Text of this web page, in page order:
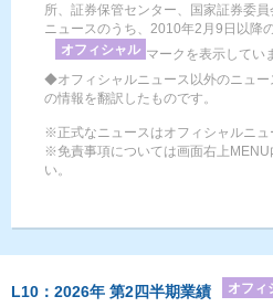
所、証券保管センター、国家証券委
ニュースのうち、2010年2月9日以降
オフィシャル マークを表示してい
◆オフィシャルニュース以外のニュー
の情報を翻訳したものです。
※正式なニュースはオフィシャルニュ
※免責事項については画面右上
い。
L10：2026年 第2四半期業績 オフィ